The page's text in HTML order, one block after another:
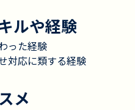
ルや経験
った経験
対応に類する経験
メ